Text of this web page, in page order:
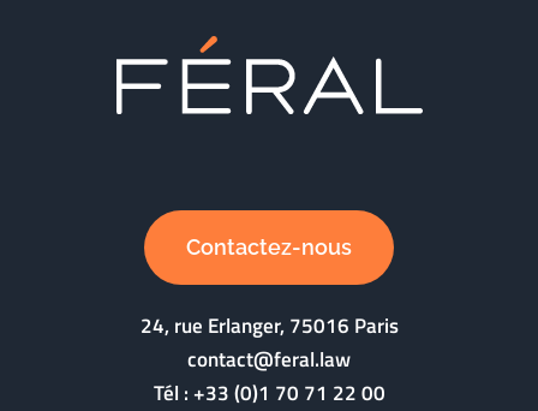
Contactez-nous
24, rue Erlanger, 75016 Paris
contact@feral.law
Tél :+33 (0)1 70 71 22 00